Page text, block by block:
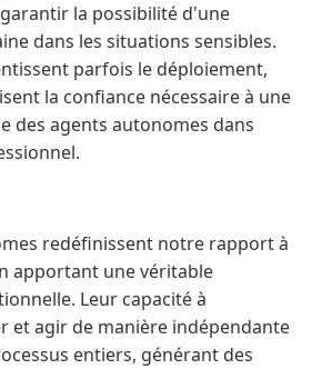
la possibilité d'une
dans les situations sensibles.
parfois le déploiement,
la confiance nécessaire à une
des agents autonomes dans
redéfinissent notre rapport à
apportant une véritable
Leur capacité à
et agir de manière indépendante
entiers, générant des